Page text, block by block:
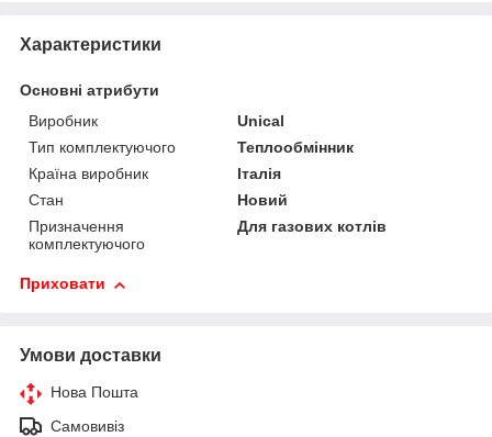
Характеристики
Основні атрибути
Виробник
Unical
Тип комплектуючого
Теплообмінник
Країна виробник
Італія
Стан
Новий
Призначення
комплектуючого
Для газових котлів
Приховати
Умови доставки
Нова Пошта
Самовивіз